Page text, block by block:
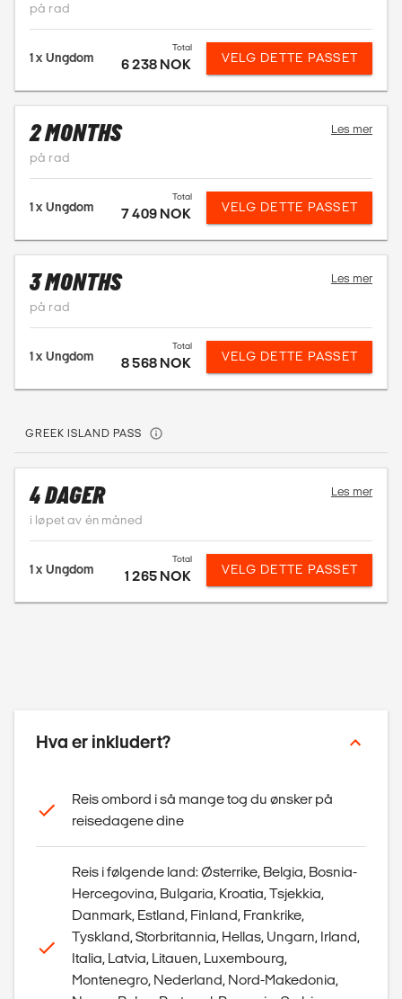
på rad
1 x Ungdom
Total
6 238 NOK VELG DETTE PASSET
2 MONTHS
på rad
Les mer
1 x Ungdom
Total
7 409 NOK VELG DETTE PASSET
3 MONTHS
på rad
Les mer
1 x Ungdom
Total
8 568 NOK VELG DETTE PASSET
GREEK ISLAND PASS
4 DAGER
i løpet av én måned
Les mer
1 x Ungdom
Total
1 265 NOK VELG DETTE PASSET
Hva er inkludert?
Reis ombord i så mange tog du ønsker på
reisedagene dine
Reis i følgende land: Østerrike, Belgia, Bosnia-
Hercegovina, Bulgaria, Kroatia, Tsjekkia,
Danmark, Estland, Finland, Frankrike,
Tyskland, Storbritannia, Hellas, Ungarn, Irland,
Italia, Latvia, Litauen, Luxembourg,
Montenegro, Nederland, Nord-Makedonia,